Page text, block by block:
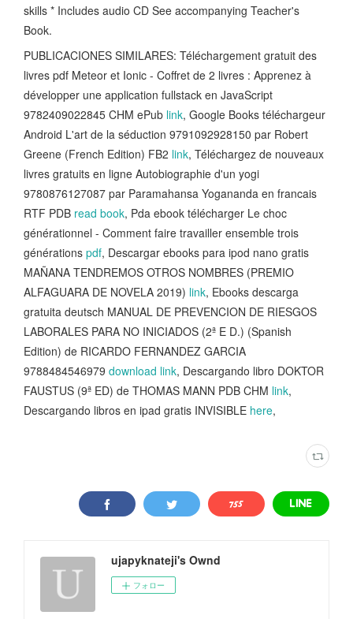
skills * Includes audio CD See accompanying Teacher's
Book.
PUBLICACIONES SIMILARES: Téléchargement gratuit des
livres pdf Meteor et Ionic - Coffret de 2 livres : Apprenez à
développer une application fullstack en JavaScript
9782409022845 CHM ePub link, Google Books téléchargeur
Android L'art de la séduction 9791092928150 par Robert
Greene (French Edition) FB2 link, Téléchargez de nouveaux
livres gratuits en ligne Autobiographie d'un yogi
9780876127087 par Paramahansa Yogananda en francais
RTF PDB read book, Pda ebook télécharger Le choc
générationnel - Comment faire travailler ensemble trois
générations pdf, Descargar ebooks para ipod nano gratis
MAÑANA TENDREMOS OTROS NOMBRES (PREMIO
ALFAGUARA DE NOVELA 2019) link, Ebooks descarga
gratuita deutsch MANUAL DE PREVENCION DE RIESGOS
LABORALES PARA NO INICIADOS (2ª E D.) (Spanish
Edition) de RICARDO FERNANDEZ GARCIA
9788484546979 download link, Descargando libro DOKTOR
FAUSTUS (9ª ED) de THOMAS MANN PDB CHM link,
Descargando libros en ipad gratis INVISIBLE here,
ujapyknateji's Ownd
フォロー